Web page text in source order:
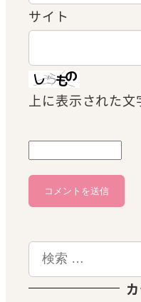
サイト
上に表示された文
索